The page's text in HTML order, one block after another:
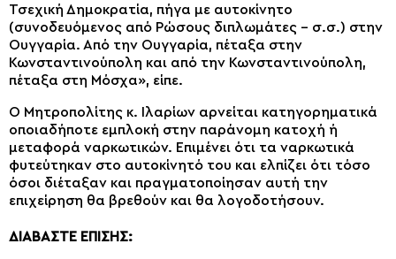
Τσεχική Δημοκρατία, πήγα με αυτοκίνητο
(συνοδευόμενος από Ρώσους διπλωμάτες – σ.σ.) στην
Ουγγαρία. Από την Ουγγαρία, πέταξα στην
Κωνσταντινούπολη και από την Κωνσταντινούπολη,
πέταξα στη Μόσχα», είπε.
Ο Μητροπολίτης κ. Ιλαρίων αρνείται κατηγορηματικά
οποιαδήποτε εμπλοκή στην παράνομη κατοχή ή
μεταφορά ναρκωτικών. Επιμένει ότι τα ναρκωτικά
φυτεύτηκαν στο αυτοκίνητό του και ελπίζει ότι τόσο
όσοι διέταξαν και πραγματοποίησαν αυτή την
επιχείρηση θα βρεθούν και θα λογοδοτήσουν.
ΔΙΑΒΑΣΤΕ ΕΠΙΣΗΣ: